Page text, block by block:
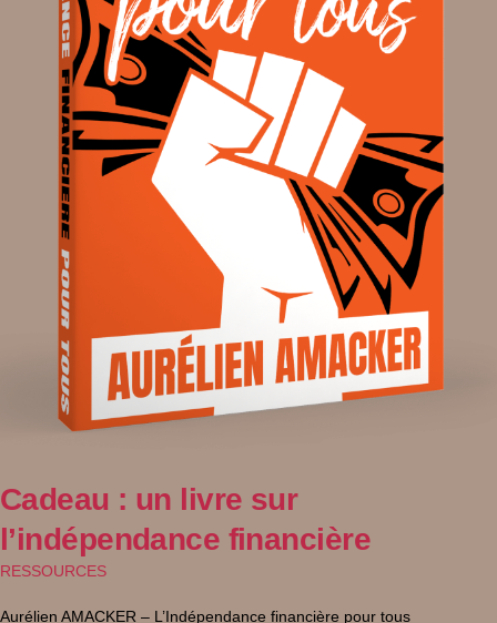
Cadeau : un livre sur
l’indépendance financière
RESSOURCES
Aurélien AMACKER – L’Indépendance financière pour tous